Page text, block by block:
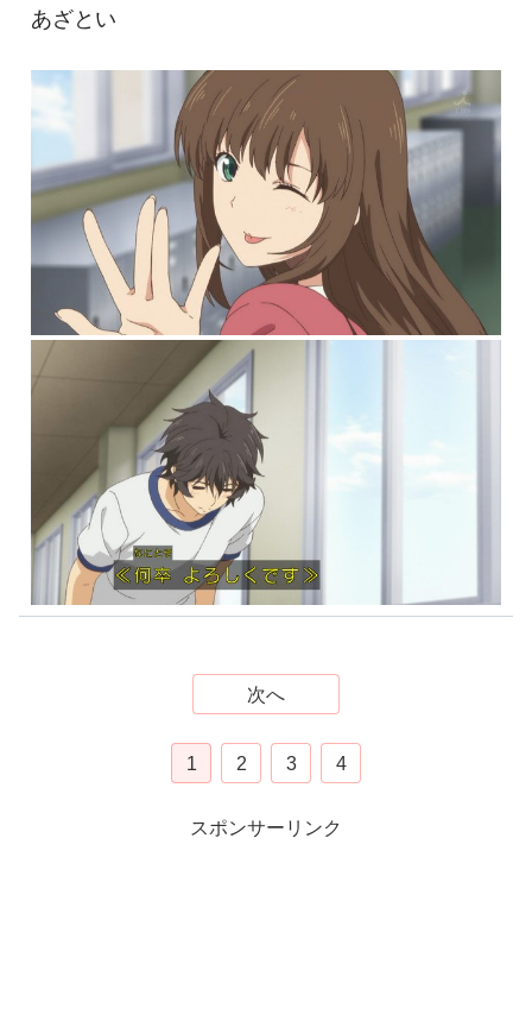
あざとい
次へ
1 2 3 4
スポンサーリンク